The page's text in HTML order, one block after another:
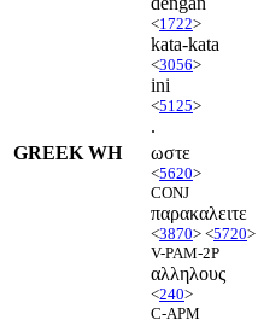
<1722>
kata-kata
<3056>
ini
<5125>
.
GREEK WH
ωστε
<5620>
CONJ
παρακαλειτε
<3870> <5720>
V-PAM-2P
αλληλους
<240>
C-APM